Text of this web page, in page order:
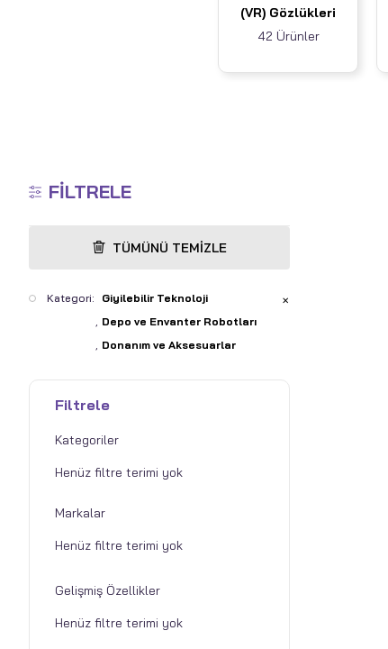
(VR) Gözlükleri
42 Ürünler
FILTRELE
TÜMÜNÜ TEMIZLE
Kategori:
Giyilebilir Teknoloji
Depo ve Envanter Robotları
Donanım ve Aksesuarlar
✕
Filtrele
Kategoriler
Markalar
Gelişmiş Özellikler